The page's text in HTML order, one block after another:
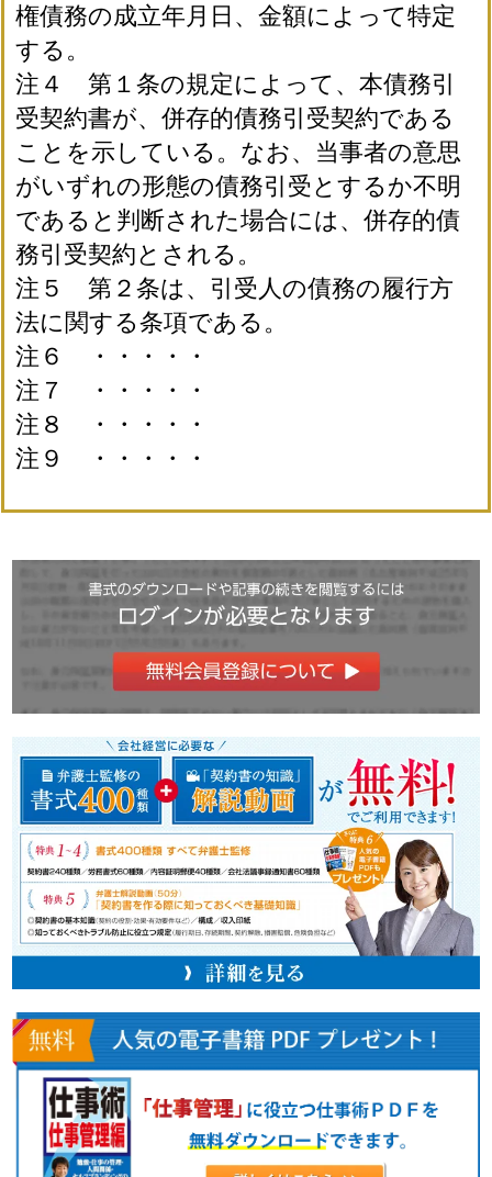
権債務の成立年月日、金額によって特定
する。
注４ 第１条の規定によって、本債務引
受契約書が、併存的債務引受契約である
ことを示している。なお、当事者の意思
がいずれの形態の債務引受とするか不明
であると判断された場合には、併存的債
務引受契約とされる。
注５ 第２条は、引受人の債務の履行方
法に関する条項である。
注６ ・・・・・
注７ ・・・・・
注８ ・・・・・
注９ ・・・・・